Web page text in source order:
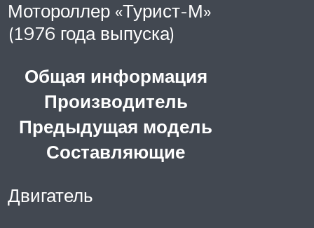
Мотороллер «Турист-М»
(1976 года выпуска)
Общая информация
Производитель
Предыдущая модель
Составляющие
Двигатель